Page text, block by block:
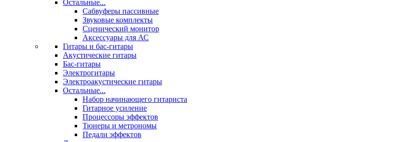
Остальные...
Сабвуферы пассивные
Звуковые комплекты
Сценический монитор
Аксессуары для АС
Гитары и бас-гитары
Акустические гитары
Бас-гитары
Электрогитары
Электроакустические гитары
Остальные...
Набор начинающего гитариста
Гитарное усиление
Процессоры эффектов
Тюнеры и метрономы
Педали эффектов